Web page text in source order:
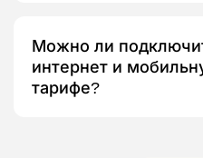
Можно ли
интернет и
тарифе?